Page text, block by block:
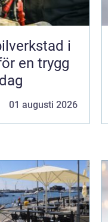
i
en trygg
01 augusti 2026